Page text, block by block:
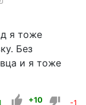
я тоже
Без
и я тоже
+10 -1